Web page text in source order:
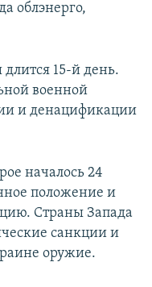
облэнерго,
15-й день.
военной
и денацификации
началось 24
положение и
Страны Запада
санкции и
оружие.